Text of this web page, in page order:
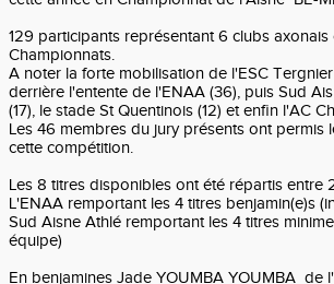
129 participants représentant 6 clubs
Championnats.
A noter la forte mobilisation de l'ESC
derrière l'entente de l'ENAA (36), puis Sud
(17), le stade St Quentinois (12) et enfin l'AC
Les 46 membres du jury présents ont permis
cette compétition.
Les 8 titres disponibles ont été répartis entre
L'ENAA remportant les 4 titres benjamin(e)s
Sud Aisne Athlé remportant les 4 titres
équipe)
En benjamines Jade YOUMBA YOUMBA de